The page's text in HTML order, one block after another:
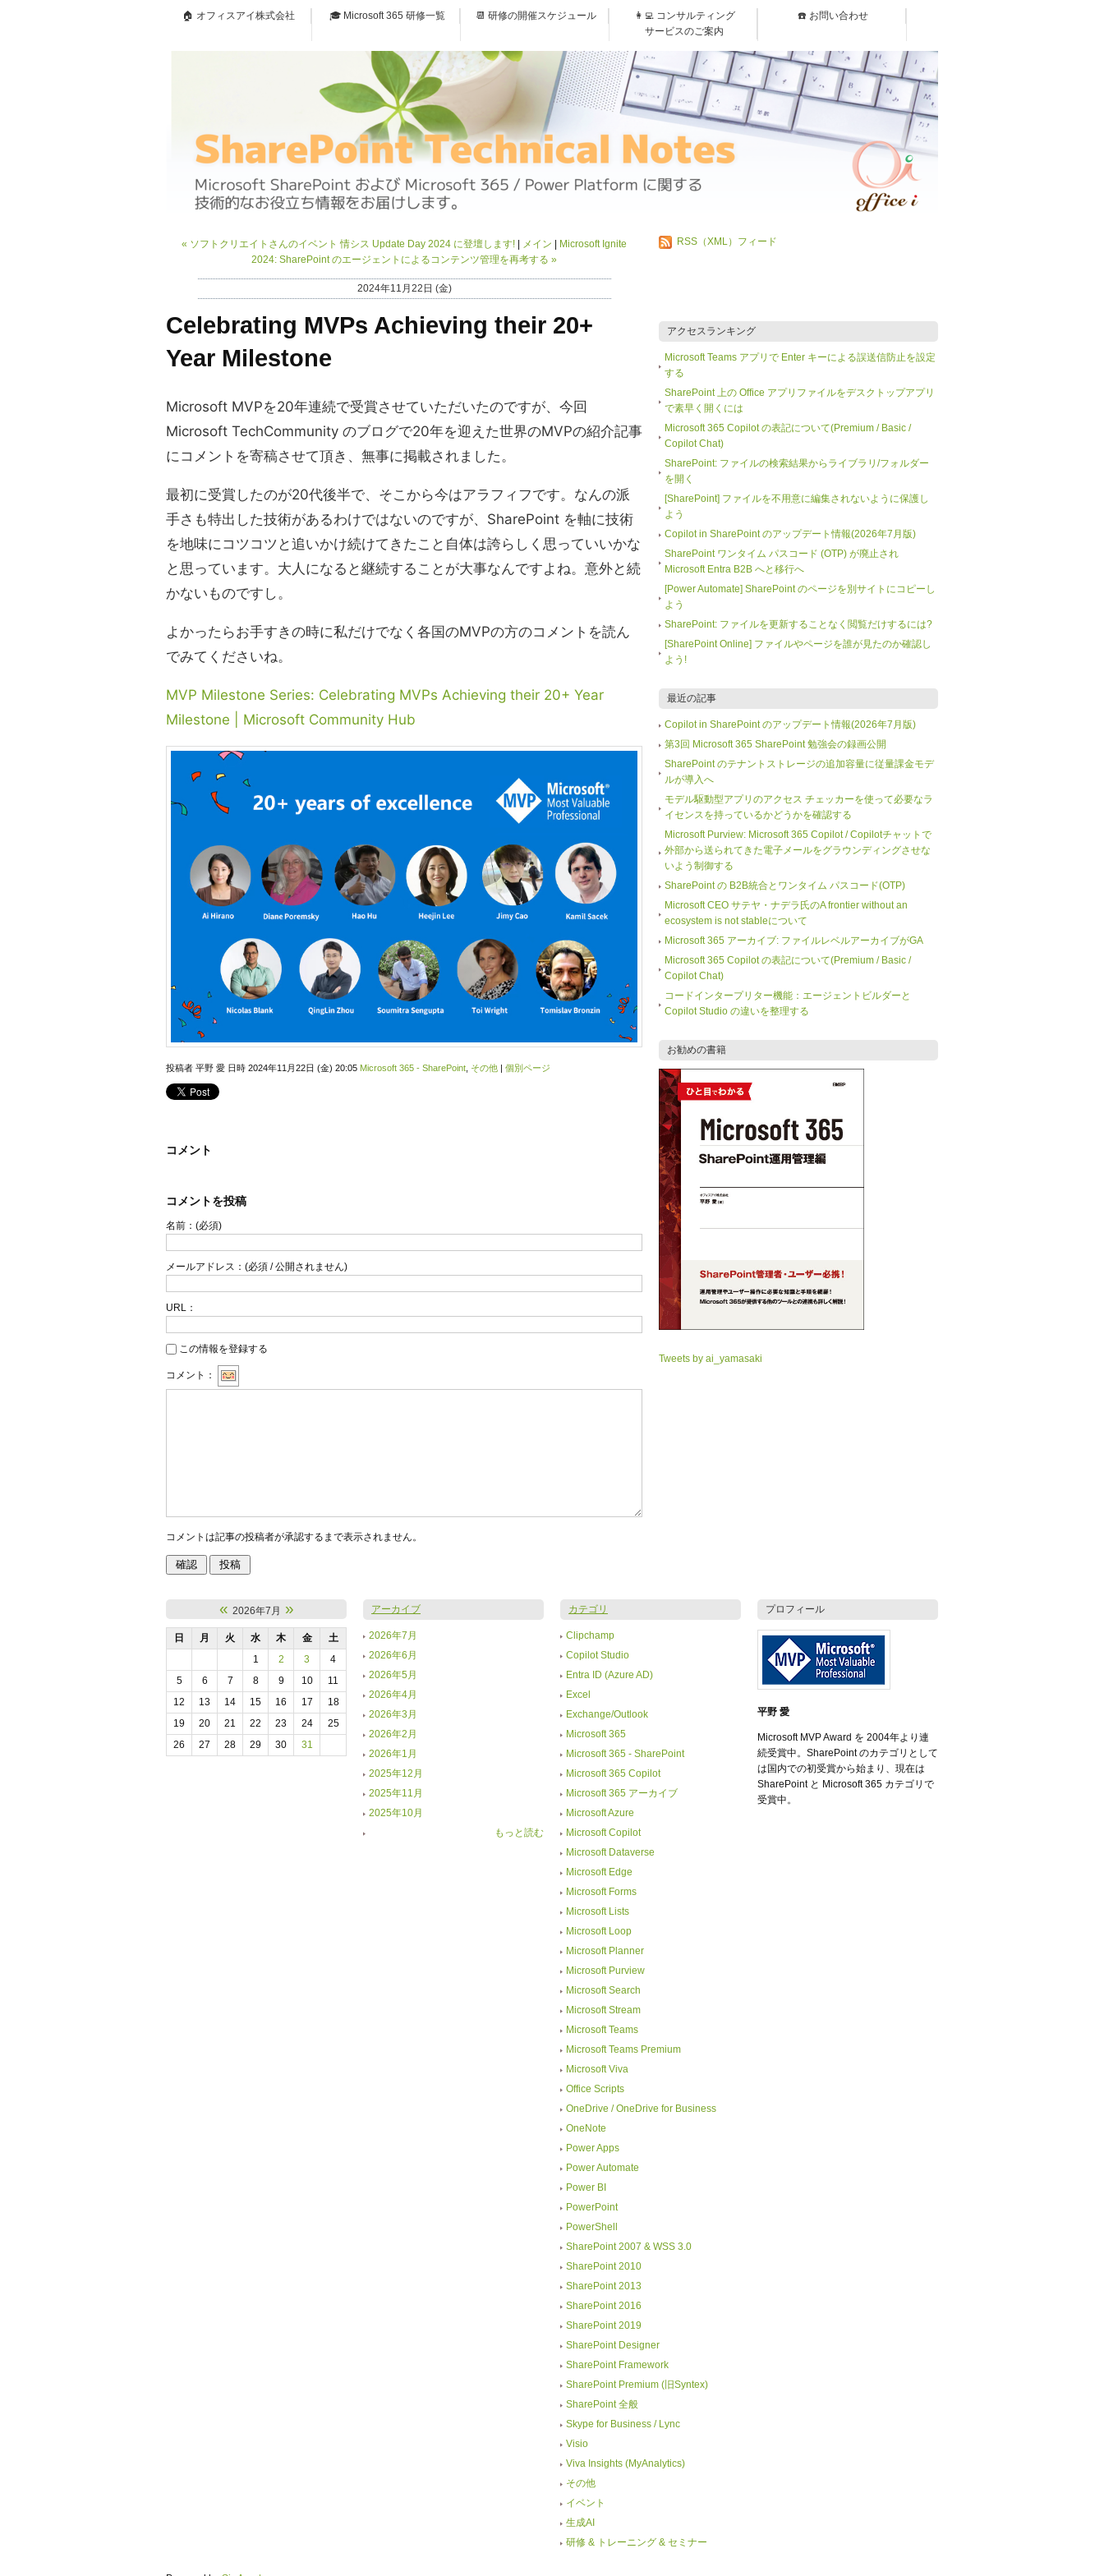
🏠 オフィスアイ株式会社 🎓 Microsoft 365 研修一覧 📆 研修の開催スケジュール
👩‍💻 コンサルティング
サービスのご案内
☎️ お問い合わせ
« ソフトクリエイトさんのイベント 情シス Update Day 2024 に登壇します! メイン
Microsoft Ignite
2024: SharePoint のエージェントによるコンテンツ管理を再考する »
2024年11月22日 (金)
Celebrating MVPs Achieving their 20+
Year Milestone
Microsoft MVPを20年連続で受賞させていただいたのですが、今回
Microsoft TechCommunity のブログで20年を迎えた世界のMVPの紹介記事
にコメントを寄稿させて頂き、無事に掲載されました。
最初に受賞したのが20代後半で、そこから今はアラフィフです。なんの派
手さも特出した技術があるわけではないのですが、SharePoint を軸に技術
を地味にコツコツと追いかけ続けてきたこと自体は誇らしく思っていいかな
と思っています。大人になると継続することが大事なんですよね。意外と続
かないものですし。
よかったらお手すきの時に私だけでなく各国のMVPの方のコメントを読ん
でみてくださいね。
MVP Milestone Series: Celebrating MVPs Achieving their 20+ Year
Milestone | Microsoft Community Hub
投稿者 平野 愛 日時 2024年11月22日 (金) 20:05 Microsoft 365 - SharePoint その他 | 個別ページ
コメント
コメントを投稿
名前： (必須)
メールアドレス： (必須 / 公開されません)
URL：
この情報を登録する
コメント：
コメントは記事の投稿者が承認するまで表示されません。
RSS（XML）フィード
アクセスランキング
Microsoft Teams アプリで Enter キーによる誤送信防止を設定
する
SharePoint 上の Office アプリファイルをデスクトップアプリ
で素早く開くには
Microsoft 365 Copilot の表記について(Premium / Basic /
Copilot Chat)
SharePoint: ファイルの検索結果からライブラリ/フォルダー
を開く
[SharePoint] ファイルを不用意に編集されないように保護し
よう
Copilot in SharePoint のアップデート情報(2026年7月版)
SharePoint ワンタイム パスコード (OTP) が廃止され
Microsoft Entra B2B へと移行へ
[Power Automate] SharePoint のページを別サイトにコピーし
よう
SharePoint: ファイルを更新することなく閲覧だけするには?
[SharePoint Online] ファイルやページを誰が見たのか確認し
よう!
最近の記事
Copilot in SharePoint のアップデート情報(2026年7月版)
第3回 Microsoft 365 SharePoint 勉強会の録画公開
SharePoint のテナントストレージの追加容量に従量課金モデ
ルが導入へ
モデル駆動型アプリのアクセス チェッカーを使って必要なラ
イセンスを持っているかどうかを確認する
Microsoft Purview: Microsoft 365 Copilot / Copilotチャットで
外部から送られてきた電子メールをグラウンディングさせな
いよう制御する
SharePoint の B2B統合とワンタイム パスコード(OTP)
Microsoft CEO サテヤ・ナデラ氏のA frontier without an
ecosystem is not stableについて
Microsoft 365 アーカイブ: ファイルレベルアーカイブがGA
Microsoft 365 Copilot の表記について(Premium / Basic /
Copilot Chat)
コードインタープリター機能：エージェントビルダーと
Copilot Studio の違いを整理する
お勧めの書籍
Tweets by ai_yamasaki
« 2026年7月 »
日 月 火 水 木 金
土
1
2 3
4
5
6 7 8 9 10
11
12
13 14 15 16 17
18
19
20 21 22 23 24
25
26
27 28 29 30 31
アーカイブ
2026年7月
2026年6月
2026年5月
2026年4月
2026年3月
2026年2月
2026年1月
2025年12月
2025年11月
2025年10月
もっと読む
カテゴリ
Clipchamp
Copilot Studio
Entra ID (Azure AD)
Excel
Exchange/Outlook
Microsoft 365
Microsoft 365 - SharePoint
Microsoft 365 Copilot
Microsoft 365 アーカイブ
Microsoft Azure
Microsoft Copilot
Microsoft Dataverse
Microsoft Edge
Microsoft Forms
Microsoft Lists
Microsoft Loop
Microsoft Planner
Microsoft Purview
Microsoft Search
Microsoft Stream
Microsoft Teams
Microsoft Teams Premium
Microsoft Viva
Office Scripts
OneDrive / OneDrive for Business
OneNote
Power Apps
Power Automate
Power BI
PowerPoint
PowerShell
SharePoint 2007 & WSS 3.0
SharePoint 2010
SharePoint 2013
SharePoint 2016
SharePoint 2019
SharePoint Designer
SharePoint Framework
SharePoint Premium (旧Syntex)
SharePoint 全般
Skype for Business / Lync
Visio
Viva Insights (MyAnalytics)
その他
イベント
生成AI
研修 & トレーニング & セミナー
プロフィール
平野 愛
Microsoft MVP Award を 2004年より連
続受賞中。SharePoint のカテゴリとして
は国内での初受賞から始まり、現在は
SharePoint と Microsoft 365 カテゴリで
受賞中。